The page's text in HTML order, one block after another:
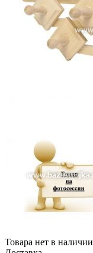
Товара нет в наличии